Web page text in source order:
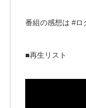
番組の感想は #ロ
■再生リスト